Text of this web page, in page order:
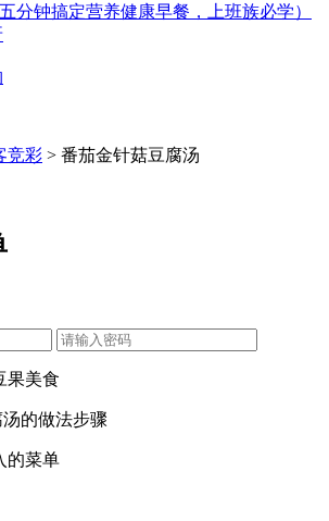
分钟搞定营养健康早餐，上班族必学）
竞彩 > 番茄金针菇豆腐汤
果美食
的做法步骤
的菜单